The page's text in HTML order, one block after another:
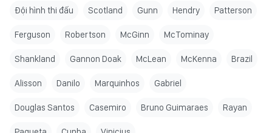
Đội hình thi đấu Scotland Gunn Hendry Patterson
Ferguson Robertson McGinn McTominay
Shankland Gannon Doak McLean McKenna Brazil
Alisson Danilo Marquinhos Gabriel
Douglas Santos Casemiro Bruno Guimaraes Rayan